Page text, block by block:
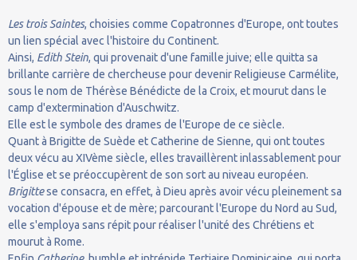
Les trois Saintes, choisies comme Copatronnes d'Europe, ont toutes
un lien spécial avec l'histoire du Continent.
Ainsi, Edith Stein, qui provenait d'une famille juive; elle quitta sa
brillante carrière de chercheuse pour devenir Religieuse Carmélite,
sous le nom de Thérèse Bénédicte de la Croix, et mourut dans le
camp d'extermination d'Auschwitz.
Elle est le symbole des drames de l'Europe de ce siècle.
Quant à Brigitte de Suède et Catherine de Sienne, qui ont toutes
deux vécu au XIVème siècle, elles travaillèrent inlassablement pour
l'Église et se préoccupèrent de son sort au niveau européen.
Brigittese consacra, en effet, à Dieu après avoir vécu pleinement sa
vocation d'épouse et de mère; parcourant l'Europe du Nord au Sud,
elle s'employa sans répit pour réaliser l'unité des Chrétiens et
mourut à Rome.